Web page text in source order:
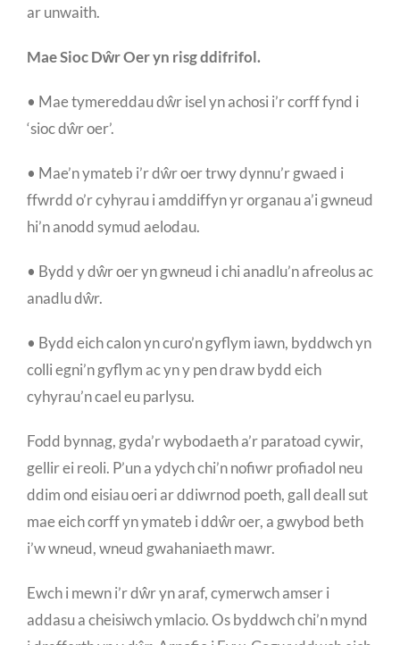
ar unwaith.
Mae Sioc Dŵr Oer yn risg ddifrifol.
• Mae tymereddau dŵr isel yn achosi i’r corff fynd i
‘sioc dŵr oer’.
• Mae’n ymateb i’r dŵr oer trwy dynnu’r gwaed i
ffwrdd o’r cyhyrau i amddiffyn yr organau a’i gwneud
hi’n anodd symud aelodau.
• Bydd y dŵr oer yn gwneud i chi anadlu’n afreolus ac
anadlu dŵr.
• Bydd eich calon yn curo’n gyflym iawn, byddwch yn
colli egni’n gyflym ac yn y pen draw bydd eich
cyhyrau’n cael eu parlysu.
Fodd bynnag, gyda’r wybodaeth a’r paratoad cywir,
gellir ei reoli. P’un a ydych chi’n nofiwr profiadol neu
ddim ond eisiau oeri ar ddiwrnod poeth, gall deall sut
mae eich corff yn ymateb i ddŵr oer, a gwybod beth
i’w wneud, wneud gwahaniaeth mawr.
Ewch i mewn i’r dŵr yn araf, cymerwch amser i
addasu a cheisiwch ymlacio. Os byddwch chi’n mynd